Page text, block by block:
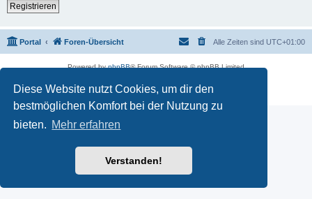
Diese Website nutzt Cookies, um dir den
bestmöglichen Komfort bei der Nutzung zu
bieten. Mehr erfahren
Verstanden!
Registrieren
Portal Foren-Übersicht Alle Zeiten sind UTC+01:00
Powered byphpBB® Forum Software © phpBB Limited
Datenschutz|Nutzungsbedingungen